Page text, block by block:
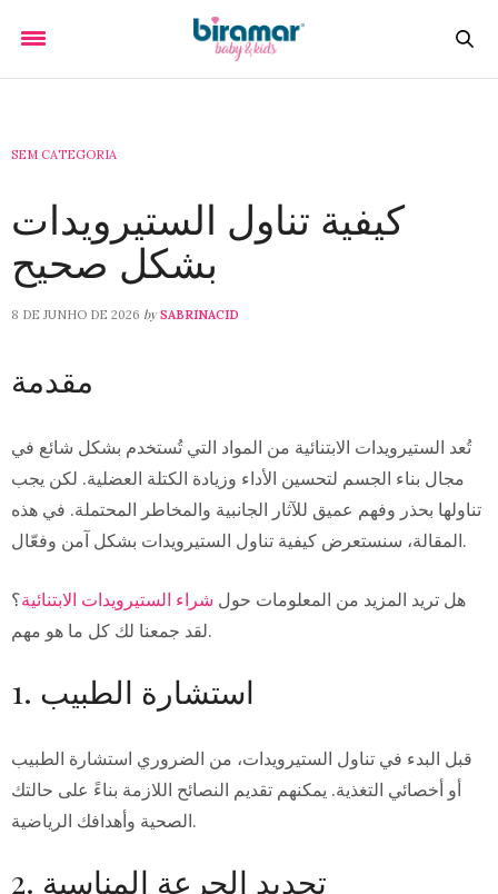
SEM CATEGORIA
كيفية تناول الستيرويدات
بشكل صحيح
8 DE JUNHO DE 2026 by SABRINACID
مقدمة
تُعد الستيرويدات الابتنائية من المواد التي تُستخدم بشكل شائع في
مجال بناء الجسم لتحسين الأداء وزيادة الكتلة العضلية. لكن يجب
تناولها بحذر وفهم عميق للآثار الجانبية والمخاطر المحتملة. في هذه
المقالة، سنستعرض كيفية تناول الستيرويدات بشكل آمن وفعّال.
هل تريد المزيد من المعلومات حول شراء الستيرويدات الابتنائية؟
لقد جمعنا لك كل ما هو مهم.
1. استشارة الطبيب
قبل البدء في تناول الستيرويدات، من الضروري استشارة الطبيب
أو أخصائي التغذية. يمكنهم تقديم النصائح اللازمة بناءً على حالتك
الصحية وأهدافك الرياضية.
2. تحديد الجرعة المناسبة